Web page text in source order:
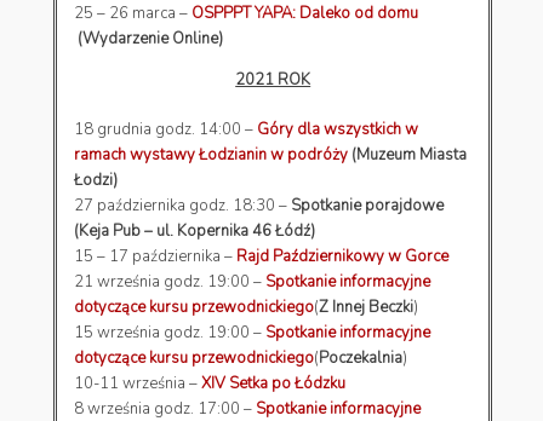
25 – 26 marca – OSPPPT YAPA: Daleko od domu
(Wydarzenie Online)
2021 ROK
18 grudnia godz. 14:00 – Góry dla wszystkich w
ramach wystawy Łodzianin w podróży (Muzeum Miasta
Łodzi)
27 października godz. 18:30 – Spotkanie porajdowe
(Keja Pub – ul. Kopernika 46 Łódź)
15 – 17 października – Rajd Październikowy w Gorce
21 września godz. 19:00 – Spotkanie informacyjne
dotyczące kursu przewodnickiego(Z Innej Beczki)
15 września godz. 19:00 – Spotkanie informacyjne
dotyczące kursu przewodnickiego(Poczekalnia)
10-11 września –XIV Setka po Łódzku
8 września godz. 17:00 – Spotkanie informacyjne